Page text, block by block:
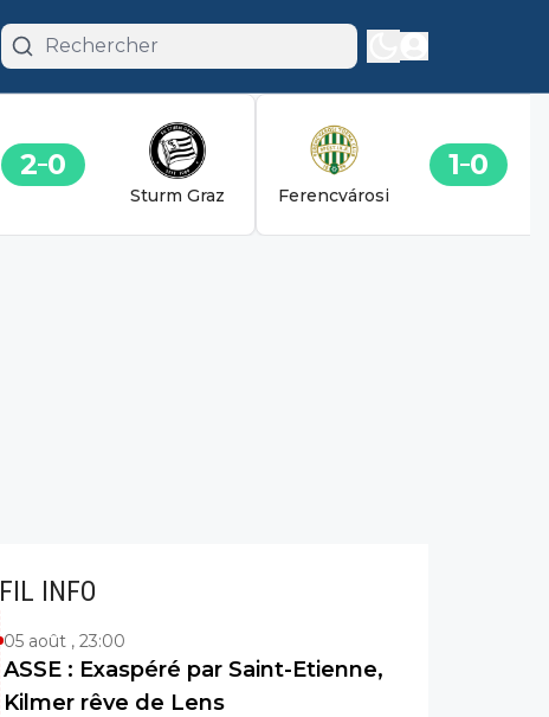
2 0
Sturm Graz Ferencvárosi
1 0
FIL INFO
05 août , 23:00
ASSE : Exaspéré par Saint-Etienne,
Kilmer rêve de Lens